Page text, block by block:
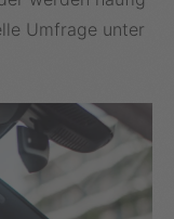
Umfrage unter